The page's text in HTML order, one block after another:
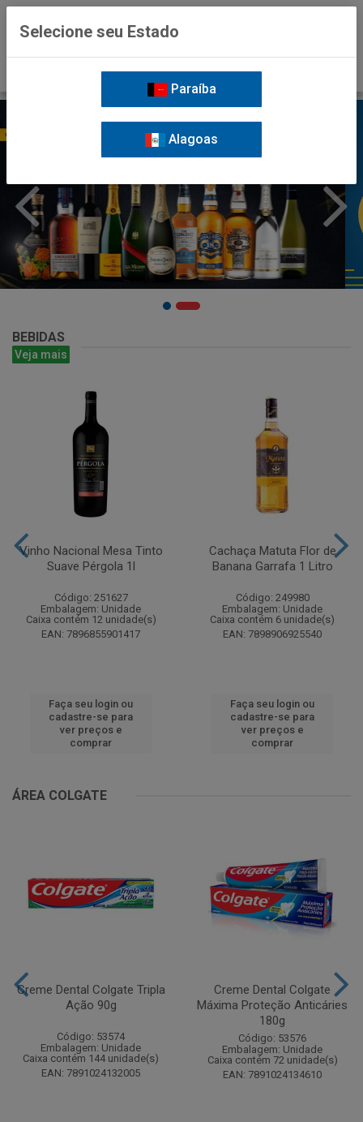
BEBIDAS
Veja mais
Vinho Nacional Mesa Tinto
Suave Pérgola 1l
Código: 251627
Embalagem: Unidade
Caixa contém 12 unidade(s)
EAN: 7896855901417
Faça seu login ou
cadastre-se para
ver preços e
comprar
Cachaça Matuta Flor de
Banana Garrafa 1 Litro
Código: 249980
Embalagem: Unidade
Caixa contém 6 unidade(s)
EAN: 7898906925540
Faça seu login ou
cadastre-se para
ver preços e
comprar
ÁREA COLGATE
Creme Dental Colgate Tripla
Ação 90g
Código: 53574
Embalagem: Unidade
Caixa contém 144 unidade(s)
EAN: 7891024132005
Creme Dental Colgate
Máxima Proteção Anticáries
180g
Código: 53576
Embalagem: Unidade
Caixa contém 72 unidade(s)
EAN: 7891024134610
Selecione seu Estado
Paraíba
Alagoas